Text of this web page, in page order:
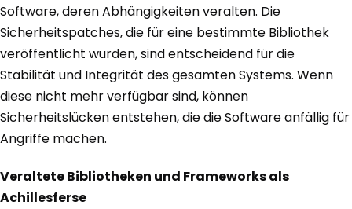
Software, deren Abhängigkeiten veralten. Die
Sicherheitspatches, die für eine bestimmte Bibliothek
veröffentlicht wurden, sind entscheidend für die
Stabilität und Integrität des gesamten Systems. Wenn
diese nicht mehr verfügbar sind, können
Sicherheitslücken entstehen, die die Software anfällig für
Angriffe machen.
Veraltete Bibliotheken und Frameworks als
Achillesferse